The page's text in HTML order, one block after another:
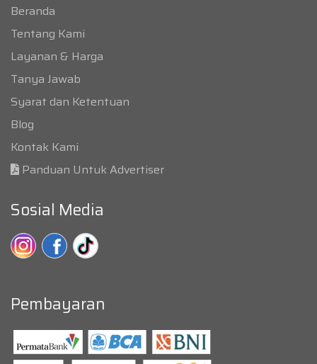
Beranda
Tentang Kami
Layanan & Harga
Tanya Jawab
Syarat dan Ketentuan
Blog
Kontak Kami
Panduan Untuk Advertiser
Sosial Media
Pembayaran